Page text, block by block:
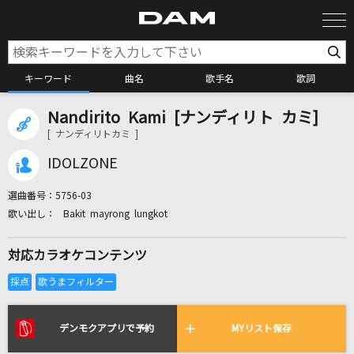
キーワード 曲名 歌手名 歌詞
カラオケ検索
リアルタイムで歌われている曲の一覧
Nandirito Kami [ナンディリト カミ]
[ ナンディリトカミ ]
IDOLZONE
選曲番号： 5756-03
Bakit mayrong lungkot
対応カラオケコンテンツ
デンモクアプリで予約 MYリスト保存